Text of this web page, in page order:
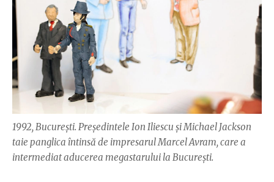
1992, Bucureşti. Preşedintele Ion Iliescu şi Michael Jackson
taie panglica întinsă de impresarul Marcel Avram, care a
intermediat aducerea megastarului la Bucureşti.